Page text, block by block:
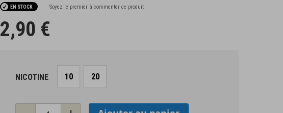
EN STOCK Soyez le premier à commenter ce produit
2,90 €
NICOTINE 10 20